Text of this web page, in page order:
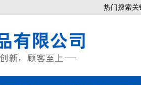
热门搜索关